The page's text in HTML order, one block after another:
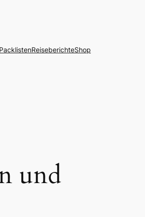
PacklistenReiseberichteShop
und